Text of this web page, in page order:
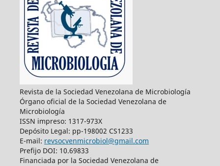
Revista de la Sociedad Venezolana de Microbiología
Órgano oficial de la Sociedad Venezolana de
Microbiología
ISSN impreso: 1317-973X
Depósito Legal: pp-198002 CS1233
E-mail: revsocvenmicrobiol@gmail.com
Prefijo DOI: 10.69833
Financiada por la Sociedad Venezolana de